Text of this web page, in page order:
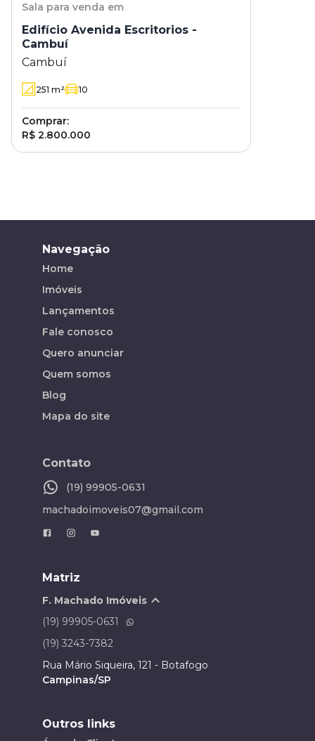
Sala para venda em
Edifício Avenida Escritorios -
Cambuí
Cambuí
251 m² 10
Comprar:
R$ 2.800.000
Navegação
Home
Imóveis
Lançamentos
Fale conosco
Quero anunciar
Quem somos
Blog
Mapa do site
Contato
(19) 99905-0631
machadoimoveis07@gmail.com
Matriz
F. Machado Imóveis
(19) 99905-0631
(19) 3243-7382
Rua Mário Siqueira, 121 - Botafogo
Campinas/SP
Outros links